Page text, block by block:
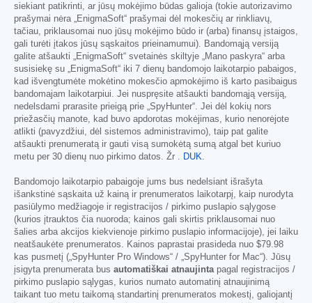
siekiant patikrinti, ar jūsų mokėjimo būdas galioja (tokie autorizavimo
prašymai nėra „EnigmaSoft“ prašymai dėl mokesčių ar rinkliavų,
tačiau, priklausomai nuo jūsų mokėjimo būdo ir (arba) finansų įstaigos,
gali turėti įtakos jūsų sąskaitos prieinamumui). Bandomąją versiją
galite atšaukti „EnigmaSoft“ svetainės skiltyje „Mano paskyra“ arba
susisiekę su „EnigmaSoft“ iki 7 dienų bandomojo laikotarpio pabaigos,
kad išvengtumėte mokėtino mokesčio apmokėjimo iš karto pasibaigus
bandomajam laikotarpiui. Jei nuspręsite atšaukti bandomąją versiją,
nedelsdami prarasite prieigą prie „SpyHunter“. Jei dėl kokių nors
priežasčių manote, kad buvo apdorotas mokėjimas, kurio nenorėjote
atlikti (pavyzdžiui, dėl sistemos administravimo), taip pat galite
atšaukti prenumeratą ir gauti visą sumokėtą sumą atgal bet kuriuo
metu per 30 dienų nuo pirkimo datos. Žr . DUK.
Bandomojo laikotarpio pabaigoje jums bus nedelsiant išrašyta
išankstinė sąskaita už kainą ir prenumeratos laikotarpį, kaip nurodyta
pasiūlymo medžiagoje ir registracijos / pirkimo puslapio sąlygose
(kurios įtrauktos čia nuoroda; kainos gali skirtis priklausomai nuo
šalies arba akcijos kiekvienoje pirkimo puslapio informacijoje), jei laiku
neatšaukėte prenumeratos. Kainos paprastai prasideda nuo $79.98
kas pusmetį („SpyHunter Pro Windows“ / „SpyHunter for Mac“). Jūsų
įsigyta prenumerata bus automatiškai atnaujintapagal registracijos /
pirkimo puslapio sąlygas, kurios numato automatinį atnaujinimą
taikant tuo metu taikomą standartinį prenumeratos mokestį, galiojantį